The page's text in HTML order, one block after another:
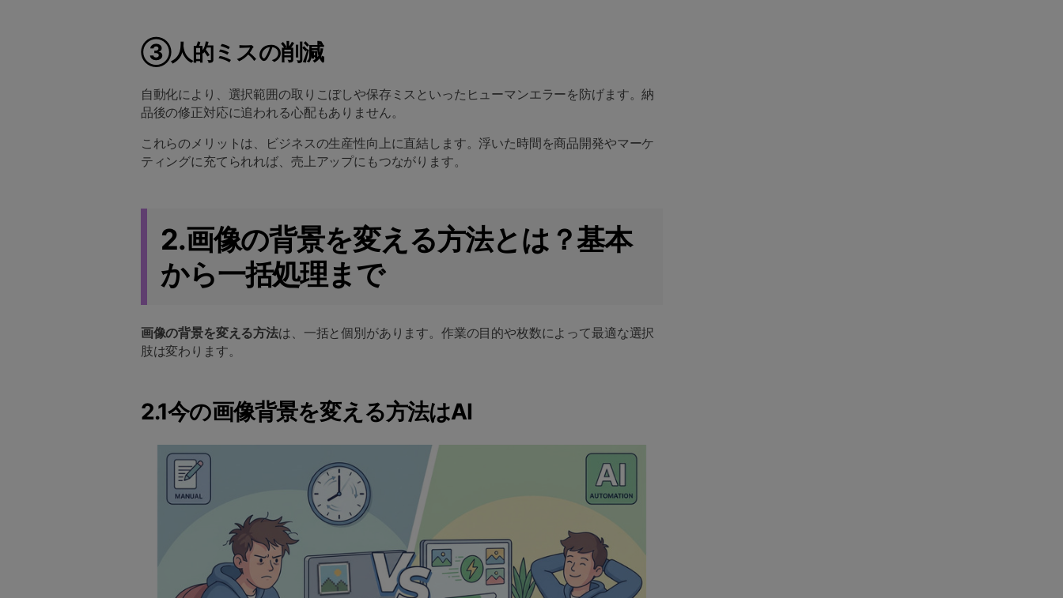
③人的ミスの削減
自動化により、選択範囲の取りこぼしや保存ミスといったヒューマンエラーを防げます。納
品後の修正対応に追われる心配もありません。
これらのメリットは、ビジネスの生産性向上に直結します。浮いた時間を商品開発やマーケ
ティングに充てられれば、売上アップにもつながります。
2.画像の背景を変える方法とは？基本
から一括処理まで
画像の背景を変える方法は、一括と個別があります。作業の目的や枚数によって最適な選択
肢は変わります。
2.1今の画像背景を変える方法はAI